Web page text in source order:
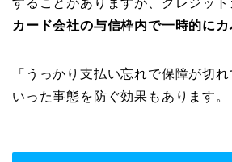
することがありますが、クレジット
カード会社の与信枠内で一時的に
「うっかり支払い忘れで保障が切
いった事態を防ぐ効果もあります。